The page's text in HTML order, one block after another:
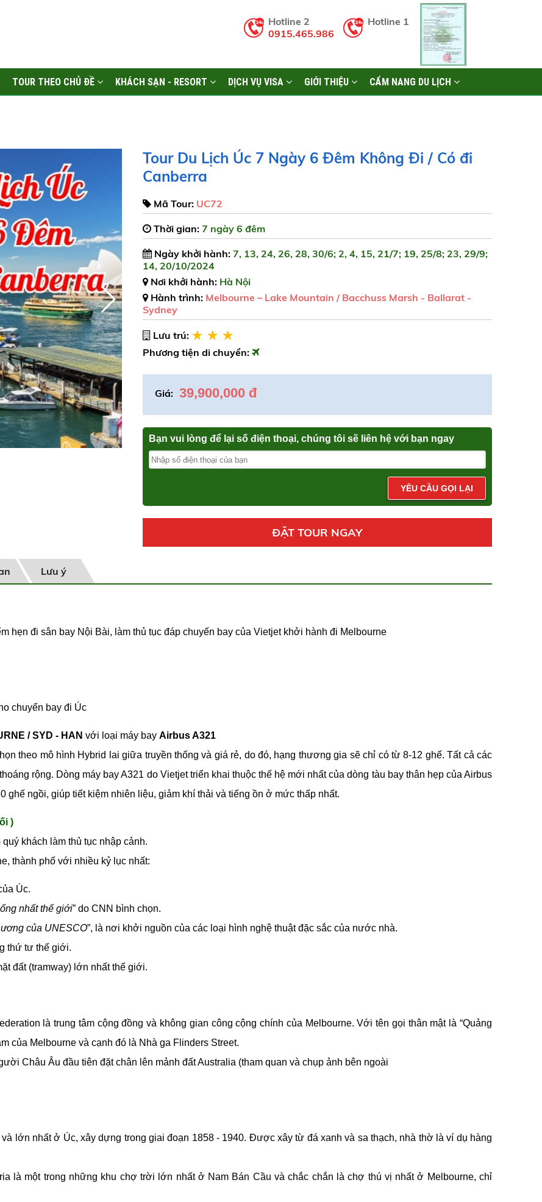
Hotline 1
Hotline 2
0915.465.986
TOUR THEO CHỦ ĐỀ KHÁCH SẠN - RESORT DỊCH VỤ VISA GIỚI THIỆU CẨM NANG DU LỊCH
Tour Du Lịch Úc 7 Ngày 6 Đêm Không Đi / Có đi
Canberra
Mã Tour: UC72
Thời gian: 7 ngày 6 đêm
Ngày khởi hành: 7, 13, 24, 26, 28, 30/6; 2, 4, 15, 21/7; 19, 25/8; 23, 29/9;
14, 20/10/2024
Nơi khởi hành: Hà Nội
Hành trình: Melbourne – Lake Mountain / Bacchuss Marsh - Ballarat -
Sydney
Lưu trú:
Phương tiện di chuyển:
Giá: 39,900,000 đ
Bạn vui lòng để lại số điện thoại, chúng tôi sẽ liên hệ với bạn ngay
YÊU CẦU GỌI LẠI
ĐẶT TOUR NGAY
Lưu ý
hẹn đi sân bay Nội Bài, làm thủ tục đáp chuyến bay của Vietjet khởi hành đi Melbourne
chuyến bay đi Úc
/ SYD - HAN với loại máy bay Airbus A321
theo mô hình Hybrid lai giữa truyền thống và giá rẻ, do đó, hạng thương gia sẽ chỉ có từ 8-12 ghế. Tất cả các
rộng. Dòng máy bay A321 do Vietjet triển khai thuộc thế hệ mới nhất của dòng tàu bay thân hẹp của Airbus
ghế ngồi, giúp tiết kiệm nhiên liệu, giảm khí thải và tiếng ồn ở mức thấp nhất.
)
khách làm thủ tục nhập cảnh.
thành phố với nhiều kỷ lục nhất:
Úc.
nhất thế giới” do CNN bình chọn.
của UNESCO”, là nơi khởi nguồn của các loại hình nghệ thuật đặc sắc của nước nhà.
thứ tư thế giới.
đất (tramway) lớn nhất thế giới.
là trung tâm cộng đồng và không gian công cộng chính của Melbourne. Với tên gọi thân mật là “Quảng
của Melbourne và cạnh đó là Nhà ga Flinders Street.
Châu Âu đầu tiên đặt chân lên mảnh đất Australia (tham quan và chụp ảnh bên ngoài
lớn nhất ở Úc, xây dựng trong giai đoạn 1858 - 1940. Được xây từ đá xanh và sa thạch, nhà thờ là ví dụ hàng
là một trong những khu chợ trời lớn nhất ở Nam Bán Cầu và chắc chắn là chợ thú vị nhất ở Melbourne, chỉ